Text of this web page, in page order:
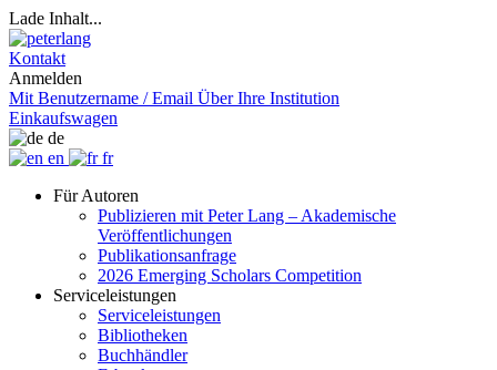
Lade Inhalt...
Kontakt
Anmelden
Mit Benutzername / Email Über Ihre Institution
Einkaufswagen
de
en
fr
Für Autoren
Publizieren mit Peter Lang – Akademische
Veröffentlichungen
Publikationsanfrage
2026 Emerging Scholars Competition
Serviceleistungen
Serviceleistungen
Bibliotheken
Buchhändler